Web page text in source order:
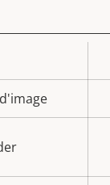
la
propriété